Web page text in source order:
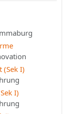
I)
I)